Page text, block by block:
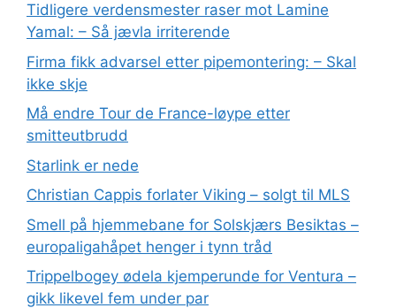
Tidligere verdensmester raser mot Lamine
Yamal: – Så jævla irriterende
Firma fikk advarsel etter pipemontering: – Skal
ikke skje
Må endre Tour de France-løype etter
smitteutbrudd
Starlink er nede
Christian Cappis forlater Viking – solgt til MLS
Smell på hjemmebane for Solskjærs Besiktas –
europaligahåpet henger i tynn tråd
Trippelbogey ødela kjemperunde for Ventura –
gikk likevel fem under par